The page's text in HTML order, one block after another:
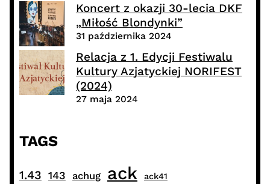
Koncert z okazji 30-lecia DKF
„Miłość Blondynki”
31 października 2024
Relacja z 1. Edycji Festiwalu
Kultury Azjatyckiej NORIFEST
(2024)
27 maja 2024
TAGS
1.43 143 achug ack ack41